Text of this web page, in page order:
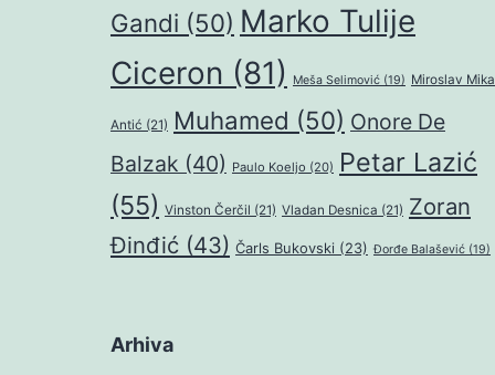
Gandi (50) Marko Tulije
Ciceron (81) Meša Selimović (19) Miroslav Mika
Antić (21) Muhamed (50) Onore De
Balzak (40) Paulo Koeljo (20) Petar Lazić
(55) Vinston Čerčil (21) Vladan Desnica (21) Zoran
Đinđić (43) Čarls Bukovski (23) Đorđe Balašević (19)
Arhiva